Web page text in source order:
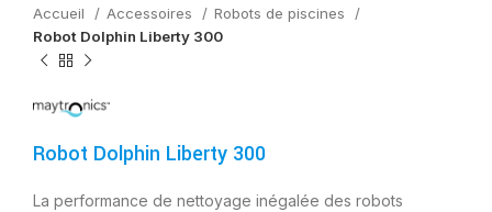
Accueil Accessoires
Robots de piscines
Robot Dolphin Liberty 300
Robot Dolphin Liberty 300
La performance de nettoyage inégalée des robots